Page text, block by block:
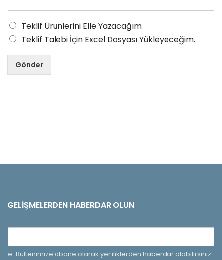
Teklif Ürünlerini Elle Yazacağım
Teklif Talebi İçin Excel Dosyası Yükleyeceğim.
Gönder
GELIŞMELERDEN HABERDAR OLUN
e-Bültenimize abone olarak yeniliklerden haberdar olabilirsiniz.